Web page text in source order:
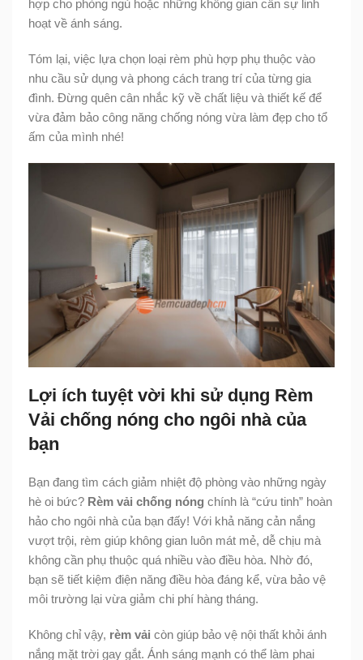
hợp cho phòng ngủ hoặc những không gian cần sự linh
hoạt về ánh sáng.
Tóm lại, việc lựa chọn loại rèm phù hợp phụ thuộc vào
nhu cầu sử dụng và phong cách trang trí của từng gia
đình. Đừng quên cân nhắc kỹ về chất liệu và thiết kế để
vừa đảm bảo công năng chống nóng vừa làm đẹp cho tổ
ấm của mình nhé!
Lợi ích tuyệt vời khi sử dụng Rèm
Vải chống nóng cho ngôi nhà của
bạn
Bạn đang tìm cách giảm nhiệt độ phòng vào những ngày
hè oi bức? Rèm vải chống nóng chính là “cứu tinh” hoàn
hảo cho ngôi nhà của bạn đấy! Với khả năng cản nắng
vượt trội, rèm giúp không gian luôn mát mẻ, dễ chịu mà
không cần phụ thuộc quá nhiều vào điều hòa. Nhờ đó,
bạn sẽ tiết kiệm điện năng điều hòa đáng kể, vừa bảo vệ
môi trường lại vừa giảm chi phí hàng tháng.
Không chỉ vậy, rèm vải còn giúp bảo vệ nội thất khỏi ánh
nắng mặt trời gay gắt. Ánh sáng mạnh có thể làm phai